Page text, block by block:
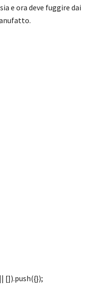
e ora deve fuggire dai
[]).push({});